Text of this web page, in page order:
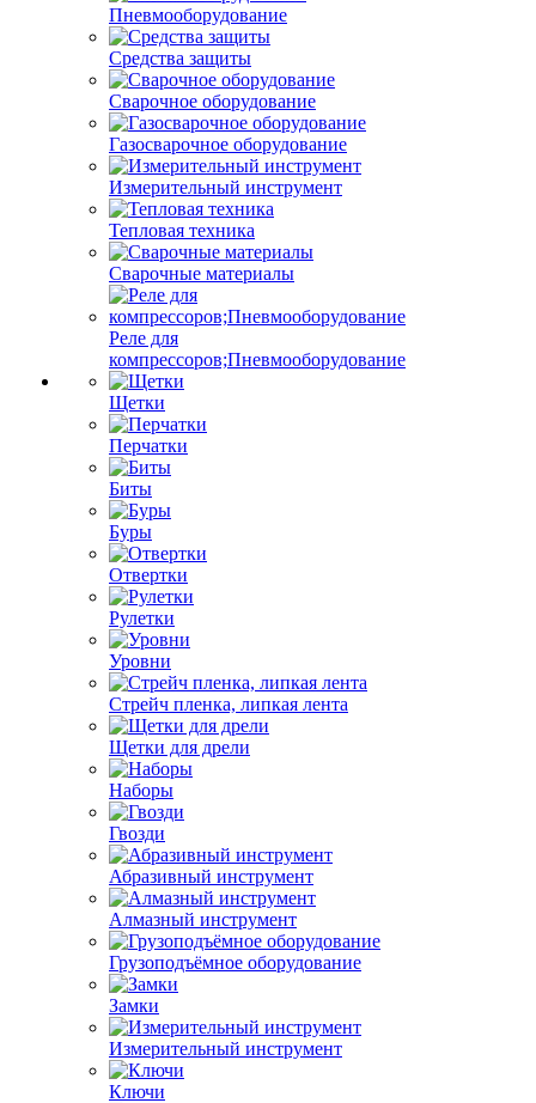
Пневмооборудование
Средства защиты
Сварочное оборудование
Газосварочное оборудование
Измерительный инструмент
Тепловая техника
Сварочные материалы
Реле для
компрессоров;Пневмооборудование
Щетки
Перчатки
Биты
Буры
Отвертки
Рулетки
Уровни
Стрейч пленка, липкая лента
Щетки для дрели
Наборы
Гвозди
Абразивный инструмент
Алмазный инструмент
Грузоподъёмное оборудование
Замки
Измерительный инструмент
Ключи